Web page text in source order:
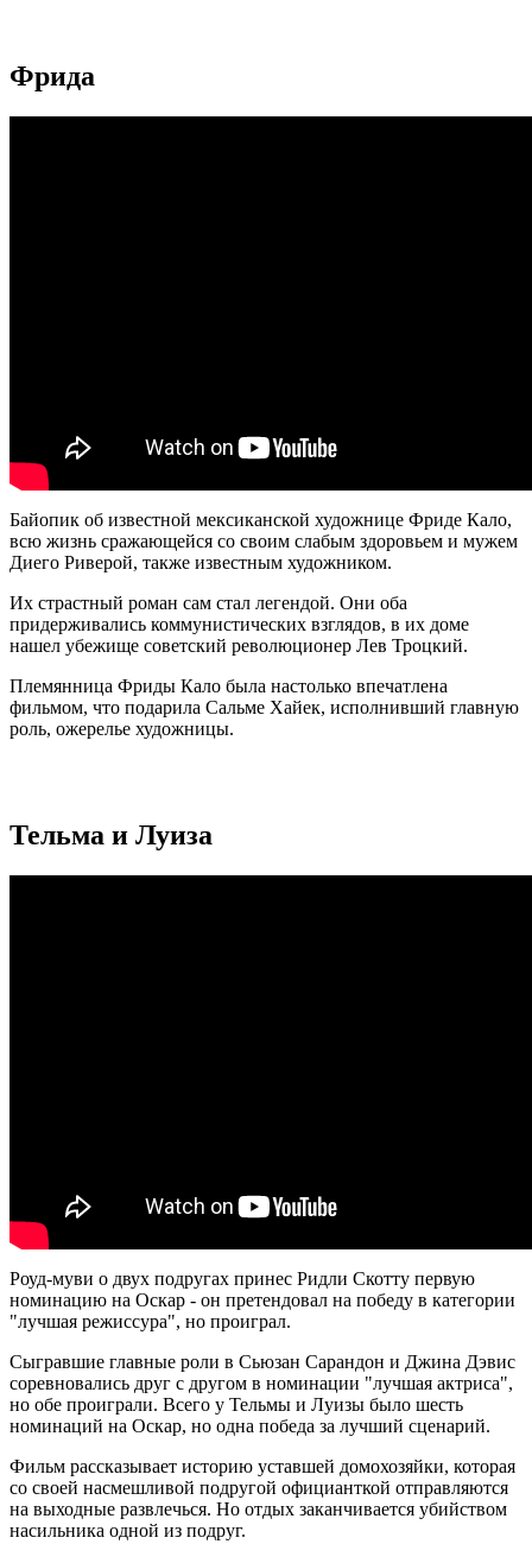
Фрида
Байопик об известной мексиканской художнице Фриде Кало,
всю жизнь сражающейся со своим слабым здоровьем и мужем
Диего Риверой, также известным художником.
Их страстный роман сам стал легендой. Они оба
придерживались коммунистических взглядов, в их доме
нашел убежище советский революционер Лев Троцкий.
Племянница Фриды Кало была настолько впечатлена
фильмом, что подарила Сальме Хайек, исполнивший главную
роль, ожерелье художницы.
Тельма и Луиза
Роуд-муви о двух подругах принес Ридли Скотту первую
номинацию на Оскар - он претендовал на победу в категории
"лучшая режиссура", но проиграл.
Сыгравшие главные роли в Сьюзан Сарандон и Джина Дэвис
соревновались друг с другом в номинации "лучшая актриса",
но обе проиграли. Всего у Тельмы и Луизы было шесть
номинаций на Оскар, но одна победа за лучший сценарий.
Фильм рассказывает историю уставшей домохозяйки, которая
со своей насмешливой подругой официанткой отправляются
на выходные развлечься. Но отдых заканчивается убийством
насильника одной из подруг.